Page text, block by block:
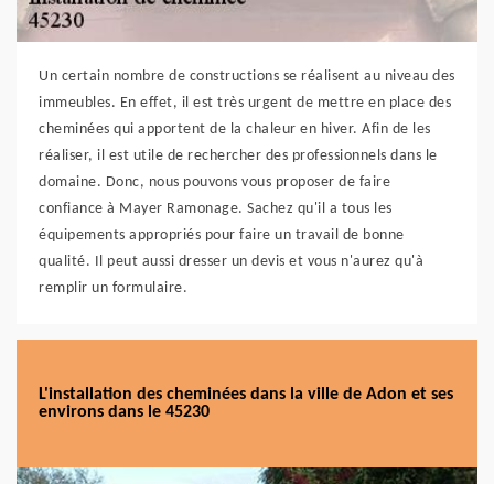
Un certain nombre de constructions se réalisent au niveau des
immeubles. En effet, il est très urgent de mettre en place des
cheminées qui apportent de la chaleur en hiver. Afin de les
réaliser, il est utile de rechercher des professionnels dans le
domaine. Donc, nous pouvons vous proposer de faire
confiance à Mayer Ramonage. Sachez qu'il a tous les
équipements appropriés pour faire un travail de bonne
qualité. Il peut aussi dresser un devis et vous n'aurez qu'à
remplir un formulaire.
L'installation des cheminées dans la ville de Adon et ses
environs dans le 45230